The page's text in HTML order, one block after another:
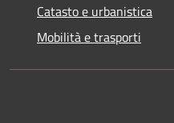
Catasto e urbanistica
Mobilità e trasporti